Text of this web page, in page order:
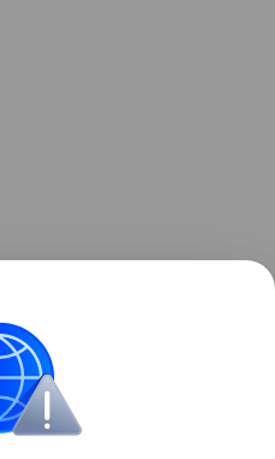
археологи
мурома.